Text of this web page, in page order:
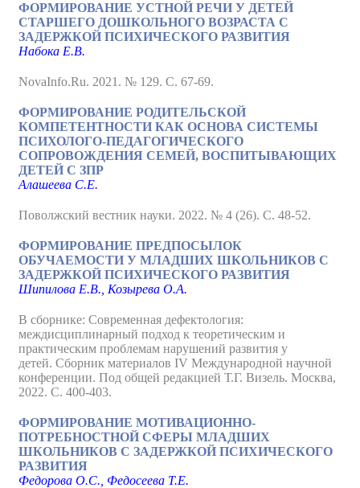
ФОРМИРОВАНИЕ УСТНОЙ РЕЧИ У ДЕТЕЙ
СТАРШЕГО ДОШКОЛЬНОГО ВОЗРАСТА С
ЗАДЕРЖКОЙ ПСИХИЧЕСКОГО РАЗВИТИЯ
Набока Е.В.
NovaInfo.Ru. 2021. № 129. С. 67-69.
ФОРМИРОВАНИЕ РОДИТЕЛЬСКОЙ
КОМПЕТЕНТНОСТИ КАК ОСНОВА СИСТЕМЫ
ПСИХОЛОГО-ПЕДАГОГИЧЕСКОГО
СОПРОВОЖДЕНИЯ СЕМЕЙ, ВОСПИТЫВАЮЩИХ
ДЕТЕЙ С ЗПР
Алашеева С.Е.
Поволжский вестник науки. 2022. № 4 (26). С. 48-52.
ФОРМИРОВАНИЕ ПРЕДПОСЫЛОК
ОБУЧАЕМОСТИ У МЛАДШИХ ШКОЛЬНИКОВ С
ЗАДЕРЖКОЙ ПСИХИЧЕСКОГО РАЗВИТИЯ
Шипилова Е.В., Козырева О.А.
В сборнике: Современная дефектология:
междисциплинарный подход к теоретическим и
практическим проблемам нарушений развития у
детей. Сборник материалов IV Международной научной
конференции. Под общей редакцией Т.Г. Визель. Москва,
2022. С. 400-403.
ФОРМИРОВАНИЕ МОТИВАЦИОННО-
ПОТРЕБНОСТНОЙ СФЕРЫ МЛАДШИХ
ШКОЛЬНИКОВ С ЗАДЕРЖКОЙ ПСИХИЧЕСКОГО
РАЗВИТИЯ
Федорова О.С., Федосеева Т.Е.